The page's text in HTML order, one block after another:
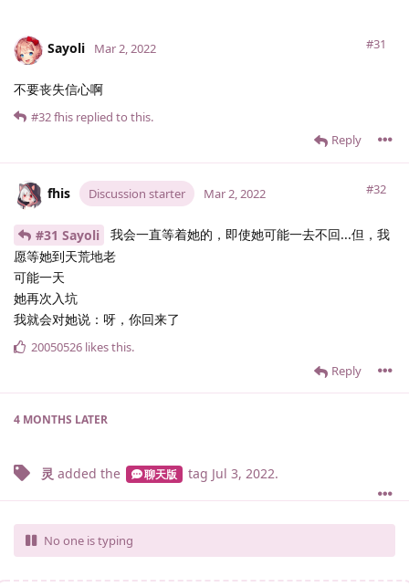
Sayoli #31
Mar 2, 2022
不要丧失信心啊
Reply
#32fhis replied to this.
fhis Discussion starter #32
Mar 2, 2022
#31 Sayoli
我会一直等着她的，即使她可能一去不回...但，我
愿等她到天荒地老
可能一天
她再次入坑
我就会对她说：呀，你回来了
Reply
20050526 likes this.
4 MONTHS LATER
灵 added the 聊天版 tag Jul 3, 2022.
No one is typing